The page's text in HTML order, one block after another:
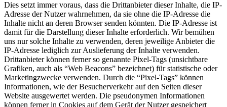
Dies setzt immer voraus, dass die Drittanbieter dieser Inhalte, die IP-
Adresse der Nutzer wahrnehmen, da sie ohne die IP-Adresse die
Inhalte nicht an deren Browser senden könnten. Die IP-Adresse ist
damit für die Darstellung dieser Inhalte erforderlich. Wir bemühen
uns nur solche Inhalte zu verwenden, deren jeweilige Anbieter die
IP-Adresse lediglich zur Auslieferung der Inhalte verwenden.
Drittanbieter können ferner so genannte Pixel-Tags (unsichtbare
Grafiken, auch als “Web Beacons” bezeichnet) für statistische oder
Marketingzwecke verwenden. Durch die “Pixel-Tags” können
Informationen, wie der Besucherverkehr auf den Seiten dieser
Website ausgewertet werden. Die pseudonymen Informationen
können ferner in Cookies auf dem Gerät der Nutzer gespeichert